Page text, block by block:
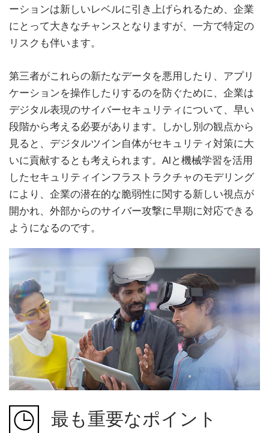
ーションは新しいレベルに引き上げられるため、企業
にとって大きなチャンスとなりますが、一方で特定の
リスクも伴います。
第三者がこれらの新たなデータを悪用したり、アプリ
ケーションを操作したりするのを防ぐために、企業は
デジタル表現のサイバーセキュリティについて、早い
段階から考える必要があります。しかし別の観点から
見ると、デジタルツイン自体がセキュリティ対策に大
いに貢献するとも考えられます。AIと機械学習を活用
したセキュリティインフラストラクチャのモデリング
により、企業の潜在的な脆弱性に関する新しい視点が
開かれ、外部からのサイバー攻撃に早期に対応できる
ようになるのです。
最も重要なポイント